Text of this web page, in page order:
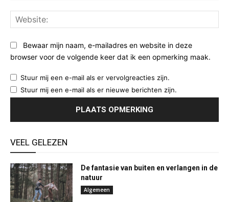
Bewaar mijn naam, e-mailadres en website in deze
browser voor de volgende keer dat ik een opmerking maak.
Stuur mij een e-mail als er vervolgreacties zijn.
Stuur mij een e-mail als er nieuwe berichten zijn.
VEEL GELEZEN
De fantasie van buiten en verlangen in de
natuur
Algemeen